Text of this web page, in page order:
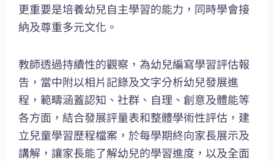
更重要是培養幼兒自主學習的能力，同時學會接
納及尊重多元文化。
教師透過持續性的觀察，為幼兒編寫學習評估報
告，當中附以相片記錄及文字分析幼兒發展進
程，範疇涵蓋認知、社群、自理、創意及體能等
各方面，結合發展評量表和整體學術性評估，建
立兒童學習歷程檔案，於每學期終向家長展示及
講解，讓家長能了解幼兒的學習進度，以及全面